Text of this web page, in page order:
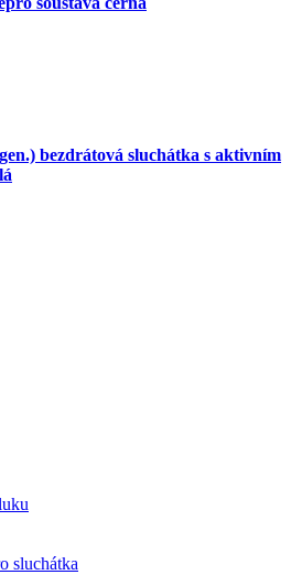
bezdrátová sluchátka s aktivním
sluchátka